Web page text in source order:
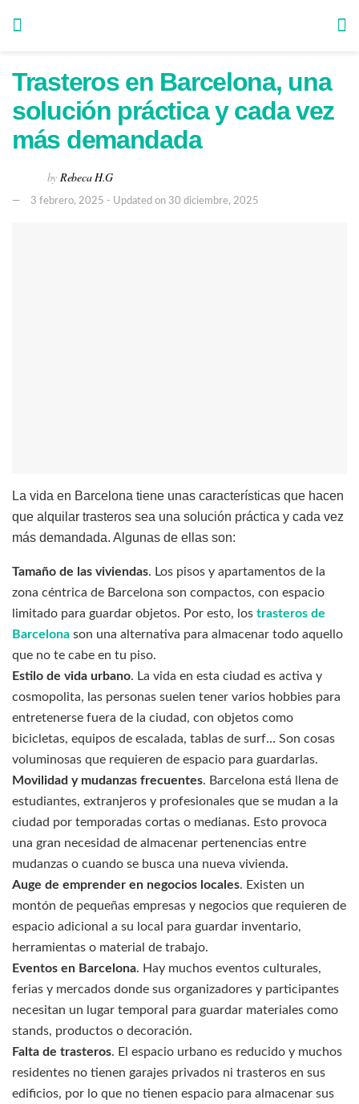
Trasteros en Barcelona, una
solución práctica y cada vez
más demandada
by Rebeca H.G
3 febrero, 2025 - Updated on 30 diciembre, 2025
La vida en Barcelona tiene unas características que hacen
que alquilar trasteros sea una solución práctica y cada vez
más demandada. Algunas de ellas son:
Tamaño de las viviendas. Los pisos y apartamentos de la
zona céntrica de Barcelona son compactos, con espacio
limitado para guardar objetos. Por esto, los trasteros de
Barcelona son una alternativa para almacenar todo aquello
que no te cabe en tu piso.
Estilo de vida urbano. La vida en esta ciudad es activa y
cosmopolita, las personas suelen tener varios hobbies para
entretenerse fuera de la ciudad, con objetos como
bicicletas, equipos de escalada, tablas de surf… Son cosas
voluminosas que requieren de espacio para guardarlas.
Movilidad y mudanzas frecuentes. Barcelona está llena de
estudiantes, extranjeros y profesionales que se mudan a la
ciudad por temporadas cortas o medianas. Esto provoca
una gran necesidad de almacenar pertenencias entre
mudanzas o cuando se busca una nueva vivienda.
Auge de emprender en negocios locales. Existen un
montón de pequeñas empresas y negocios que requieren de
espacio adicional a su local para guardar inventario,
herramientas o material de trabajo.
Eventos en Barcelona. Hay muchos eventos culturales,
ferias y mercados donde sus organizadores y participantes
necesitan un lugar temporal para guardar materiales como
stands, productos o decoración.
Falta de trasteros. El espacio urbano es reducido y muchos
residentes no tienen garajes privados ni trasteros en sus
edificios, por lo que no tienen espacio para almacenar sus